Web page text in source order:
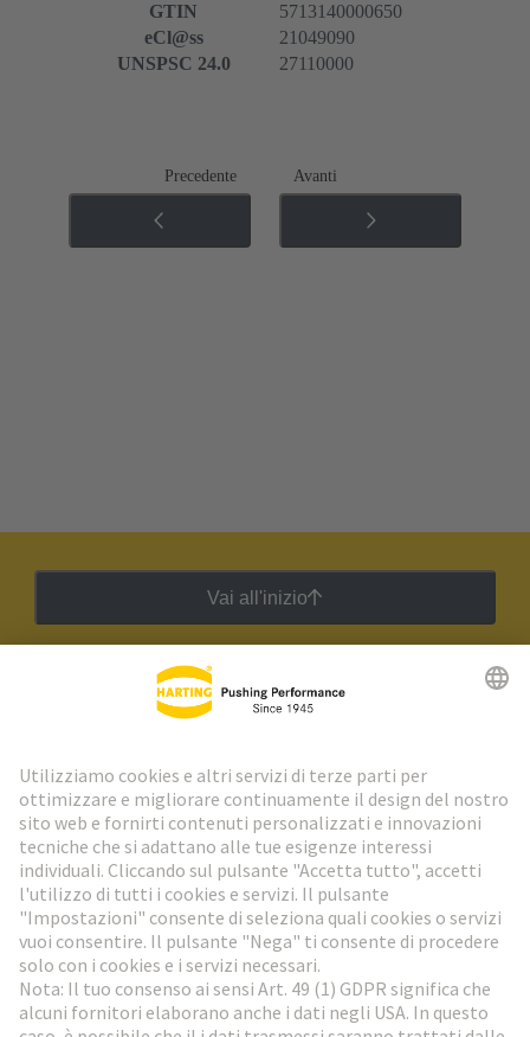
GTIN
5713140000650
eCl@ss
21049090
UNSPSC 24.0
27110000
Precedente Avanti
Vai all'inizio
Newsletter HARTING
Vai al registrazione
Social Media